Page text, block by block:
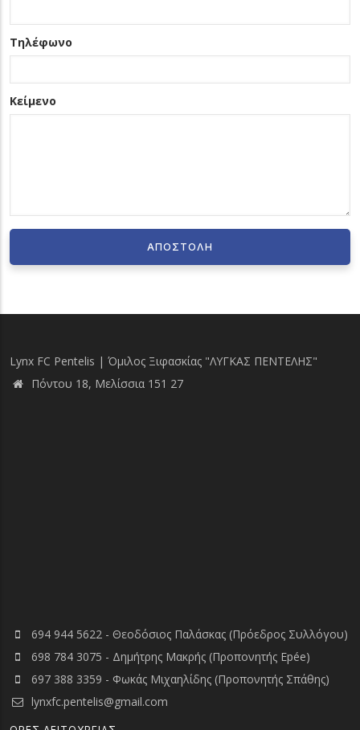
Τηλέφωνο
Κείμενο
Lynx FC Pentelis | Όμιλος Ξιφασκίας "ΛΥΓΚΑΣ ΠΕΝΤΕΛΗΣ"
Πόντου 18, Μελίσσια 151 27
694 944 5622 - Θεοδόσιος Παλάσκας (Πρόεδρος Συλλόγου)
698 784 3075 - Δημήτρης Μακρής (Προπονητής Epée)
697 388 3359 - Φωκάς Μιχαηλίδης (Προπονητής Σπάθης)
lynxfc.pentelis@gmail.com